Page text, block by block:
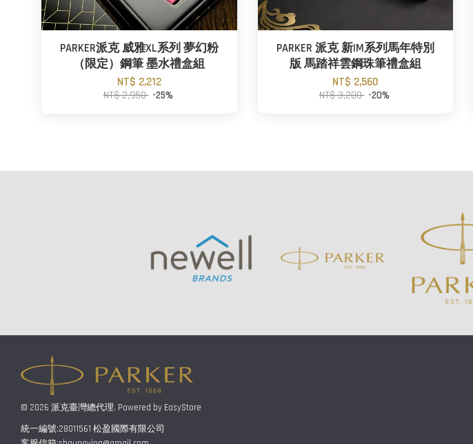
PARKER派克 威雅XL系列 夢幻粉
（限定）鋼筆 墨水禮盒組
NT$ 2,212
NT$ 2,950 -25%
PARKER 派克 新IM系列馬年特別
版 馬踏祥雲鋼珠筆禮盒組
NT$ 2,560
NT$ 3,200 -20%
© 2026 派克臺灣總代理. Powered by EasyStore
統一編號:28011561 松盈國際有限公司